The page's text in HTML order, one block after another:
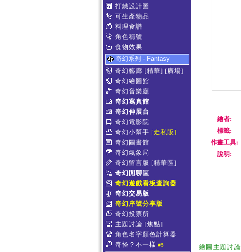
打鐵設計圖
可生產物品
料理食譜
角色稱號
食物效果
奇幻系列 - Fantasy
奇幻藝廊 [精華] [廣場]
奇幻繪圖館
奇幻音樂廳
奇幻寫真館
奇幻伸展台
奇幻電影院
奇幻小幫手 [走私販]
奇幻圖書館
奇幻氣象局
奇幻留言版 [精華區]
奇幻閒聊區
奇幻遊戲看板查詢器
奇幻交易版
奇幻序號分享版
奇幻投票所
主題討論 [焦點]
角色名字顏色計算器
奇怪？不一樣 #5
繪者:
標籤:
作畫工具:
說明:
繪圖主題討論